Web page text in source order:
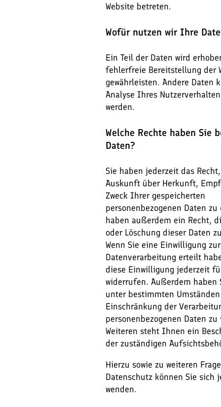
Website betreten.
Wofür nutzen wir Ihre
Ein Teil der Daten wird
fehlerfreie Bereitstellung der
gewährleisten. Andere Daten
Analyse Ihres
werden.
Welche Rechte haben Sie
Daten?
Sie haben jederzeit das
Auskunft über Herkunft,
Zweck Ihrer gespeicherten
personenbezogenen Daten
haben außerdem ein Recht,
oder Löschung dieser Daten
Wenn Sie eine Einwilligung zur
Datenverarbeitung erteilt
diese Einwilligung jederzeit
widerrufen. Außerdem haben
unter bestimmten
Einschränkung der
personenbezogenen Daten
Weiteren steht Ihnen ein
der zuständigen
Hierzu sowie zu weiteren
Datenschutz können Sie sich
wenden.